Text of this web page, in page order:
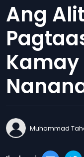
Ang
Muhammad